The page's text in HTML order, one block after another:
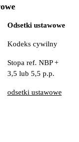
Odsetki ustawowe
Kodeks cywilny
Stopa ref. NBP +
3,5 lub 5,5 p.p.
odsetki ustawowe